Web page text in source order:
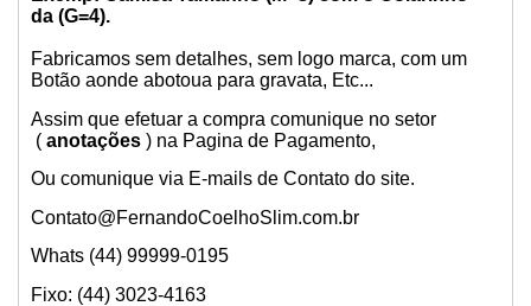
da (G=4).
Fabricamos sem detalhes, sem logo marca, com um
Botão aonde abotoua para gravata, Etc...
Assim que efetuar a compra comunique no setor
( anotações ) na Pagina de Pagamento,
Ou comunique via E-mails de Contato do site.
Contato@FernandoCoelhoSlim.com.br
Whats (44) 99999-0195
Fixo: (44) 3023-4163